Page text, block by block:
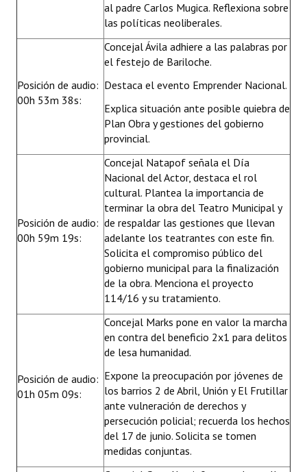
al padre Carlos Mugica. Reflexiona sobre
las políticas neoliberales.
Posición de audio:
00h 53m 38s:
Concejal Ávila adhiere a las palabras por
el festejo de Bariloche.
Destaca el evento Emprender Nacional.
Explica situación ante posible quiebra de
Plan Obra y gestiones del gobierno
provincial.
Posición de audio:
00h 59m 19s:
Concejal Natapof señala el Día
Nacional del Actor, destaca el rol
cultural. Plantea la importancia de
terminar la obra del Teatro Municipal y
de respaldar las gestiones que llevan
adelante los teatrantes con este fin.
Solicita el compromiso público del
gobierno municipal para la finalización
de la obra. Menciona el proyecto
114/16 y su tratamiento.
Posición de audio:
01h 05m 09s:
Concejal Marks pone en valor la marcha
en contra del beneficio 2x1 para delitos
de lesa humanidad.
Expone la preocupación por jóvenes de
los barrios 2 de Abril, Unión y El Frutillar
ante vulneración de derechos y
persecución policial; recuerda los hechos
del 17 de junio. Solicita se tomen
medidas conjuntas.